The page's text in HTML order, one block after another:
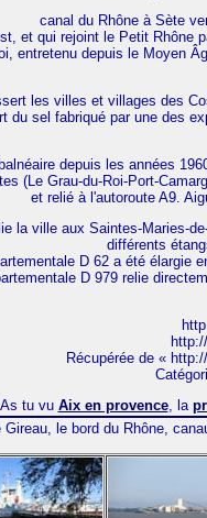
canal du Rhône à Sète
et qui rejoint le Petit Rhône
entretenu depuis le Moyen
les villes et villages des
du sel fabriqué par une des
depuis les années
(Le Grau-du-Roi-Port-
et relié à l'autoroute A9.
la ville aux Saintes-Maries-
différents
D 62 a été élargie
D 979 relie
Récupérée de «
As tu vu Aix en provence, la
Gireau, le bord du Rhône,